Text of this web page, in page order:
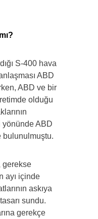
S-400 hava
ABD
ABD ve bir
olduğu
yönünde ABD
bulunulmuştu.
gerekse
ayı içinde
askıya
sundu.
gerekçe